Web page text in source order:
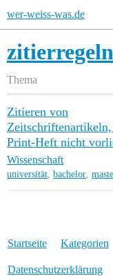
wer-weiss-was.de
zitierregeln
Thema
Zitieren von
Print-Heft nicht
Wissenschaft
universität, bachelor,
Startseite Kategorien
Datenschutzerklärung